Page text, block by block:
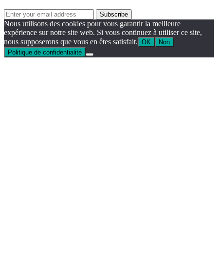
Nous utilisons des cookies pour vous garantir la meilleure
expérience sur notre site web. Si vous continuez à utiliser ce site,
nous supposerons que vous en êtes satisfait. OK
Non
Politique de confidentialité